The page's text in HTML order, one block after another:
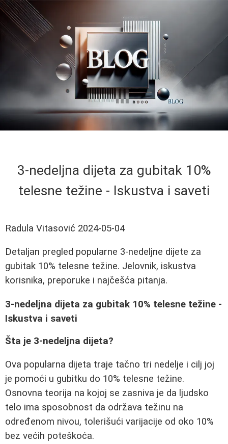
3-nedeljna dijeta za gubitak 10%
telesne težine - Iskustva i saveti
Radula Vitasović 2024-05-04
Detaljan pregled popularne 3-nedeljne dijete za
gubitak 10% telesne težine. Jelovnik, iskustva
korisnika, preporuke i najčešća pitanja.
3-nedeljna dijeta za gubitak 10% telesne težine -
Iskustva i saveti
Šta je 3-nedeljna dijeta?
Ova popularna dijeta traje tačno tri nedelje i cilj joj
je pomoći u gubitku do 10% telesne težine.
Osnovna teorija na kojoj se zasniva je da ljudsko
telo ima sposobnost da održava težinu na
određenom nivou, tolerišući varijacije od oko 10%
bez većih poteškoća.